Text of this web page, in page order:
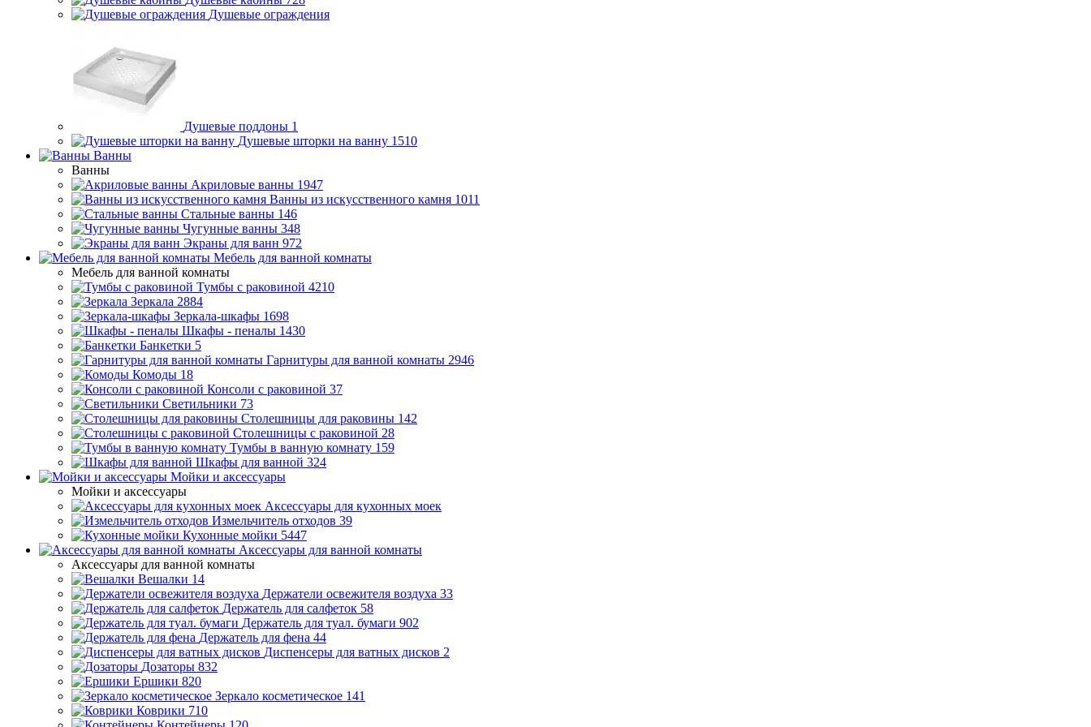
Душевые ограждения
Душевые поддоны 1
Душевые шторки на ванну 1510
Ванны
Ванны
Акриловые ванны 1947
Ванны из искусственного камня 1011
Стальные ванны 146
Чугунные ванны 348
Экраны для ванн 972
Мебель для ванной комнаты
Мебель для ванной комнаты
Тумбы с раковиной 4210
Зеркала 2884
Зеркала-шкафы 1698
Шкафы - пеналы 1430
Банкетки 5
Гарнитуры для ванной комнаты 2946
Комоды 18
Консоли с раковиной 37
Светильники 73
Столешницы для раковины 142
Столешницы с раковиной 28
Тумбы в ванную комнату 159
Шкафы для ванной 324
Мойки и аксессуары
Мойки и аксессуары
Аксессуары для кухонных моек
Измельчитель отходов 39
Кухонные мойки 5447
Аксессуары для ванной комнаты
Аксессуары для ванной комнаты
Вешалки 14
Держатели освежителя воздуха 33
Держатель для салфеток 58
Держатель для туал. бумаги 902
Держатель для фена 44
Диспенсеры для ватных дисков 2
Дозаторы 832
Ершики 820
Зеркало косметическое 141
Коврики 710